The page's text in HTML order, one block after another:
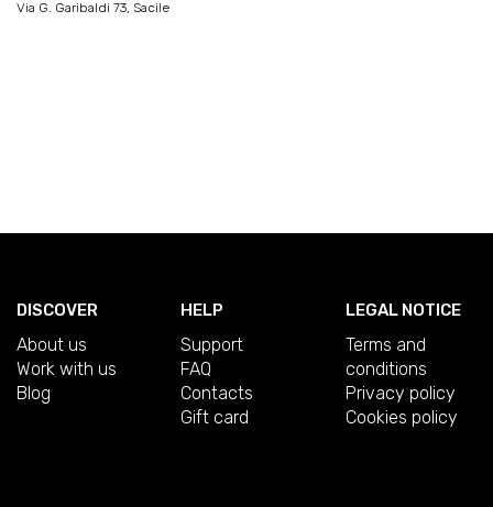
Via G. Garibaldi 73, Sacile
DISCOVER
About us
Work with us
Blog
HELP
Support
FAQ
Contacts
Gift card
LEGAL NOTICE
Terms and
conditions
Privacy policy
Cookies policy